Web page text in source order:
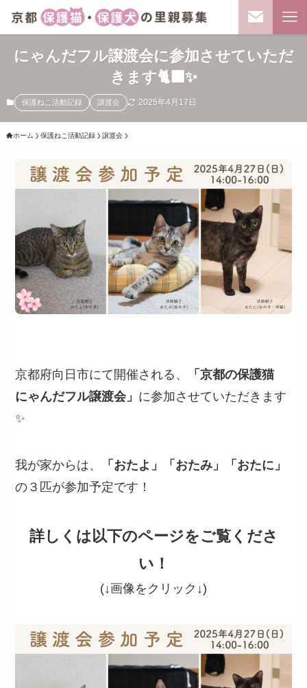
にゃんだフル譲渡会に参加させていただ
きます🐈‍⬛✨
保護ねこ活動記録 譲渡会 2025年4月17日
ホーム 保護ねこ活動記録 譲渡会
京都府向日市にて開催される、
「京都の保護猫
にゃんだフル譲渡会」 に参加させていただきます
✨
我が家からは、
「おたよ」「おたみ」「おたに」
の３匹が参加予定です！
詳しくは以下のページをご覧くださ
い！
(↓画像をクリック↓)